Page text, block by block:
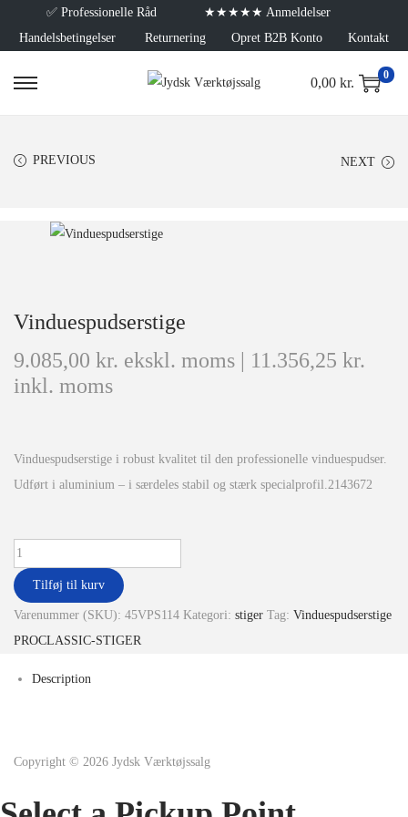
✅ Professionelle Råd
★★★★★ Anmeldelser
Handelsbetingelser
Returnering Opret B2B Konto Kontakt
0,00 kr. 0
PREVIOUS NEXT
Vinduespudserstige
9.085,00 kr. ekskl. moms | 11.356,25 kr.
inkl. moms
Vinduespudserstige i robust kvalitet til den professionelle vinduespudser.
Udført i aluminium – i særdeles stabil og stærk specialprofil.2143672
Tilføj til kurv
Varenummer (SKU): 45VPS114 Kategori: stiger Tag: Vinduespudserstige
PROCLASSIC-STIGER
Description
Copyright © 2026 Jydsk Værktøjssalg